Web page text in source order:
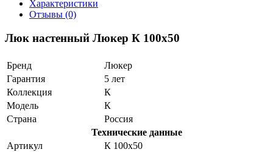
Характеристики
Отзывы (0)
Люк настенный Люкер К 100x50
Бренд
Люкер
Гарантия
5 лет
Коллекция
К
Модель
К
Страна
Россия
Технические данные
Артикул
К 100x50